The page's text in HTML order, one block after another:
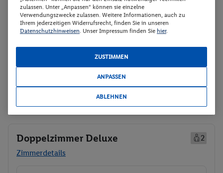
Doppelzimmer - Comfort
Frühstück
Rail & Fly (deutschlandweit)
713.-
Gesamt 1426 €
Veranstalter:TUI Deutschland GmbH
Weitere Informationen des
Veranstalters
30 weitere Angebote anzeigen
Doppelzimmer Deluxe
2
Zimmerdetails
zulassen. Unter „Anpassen“ können sie einzelne
Verwendungszwecke zulassen. Weitere Informationen, auch zu
Ihrem jederzeitigen Widerrufsrecht, finden Sie in unseren
Datenschutzhinweisen . Unser Impressum finden Sie hier.
ZUSTIMMEN
ANPASSEN
ABLEHNEN